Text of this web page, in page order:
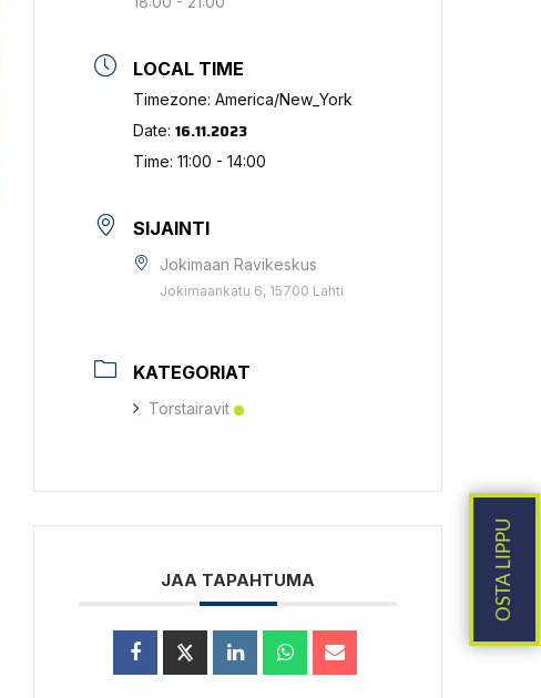
LOCAL TIME
Timezone:America/New_York
Date:16.11.2023
Time:11:00 - 14:00
SIJAINTI
Jokimaan Ravikeskus
Jokimaankatu 6, 15700 Lahti
KATEGORIAT
Torstairavit
JAA TAPAHTUMA